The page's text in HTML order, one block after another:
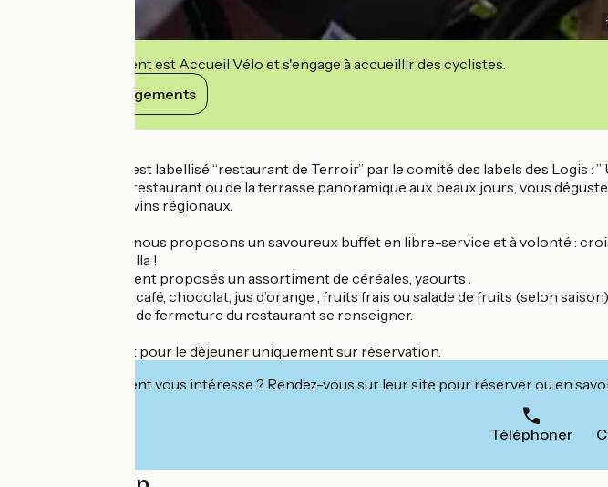
1
Cet établissement est Accueil Vélo et s'engage à accueillir des cyclistes.
Voir ses engagements
Notre restaurant est labellisé “restaurant de Terroir” par le comité des labels des Logis :
Depuis la salle de restaurant ou de la terrasse panoramique aux beaux jours, vous
accompagnée de vins régionaux.
Petits déjeuners : nous proposons un savoureux buffet en libre-service et à volonté :
compotes et Nutella !
Vous sont également proposés un assortiment de céréales, yaourts .
Les boissons: thé, café, chocolat, jus d’orange , fruits frais ou salade de fruits (selon
Pour les périodes de fermeture du restaurant se renseigner.
Restaurant ouvert pour le déjeuner uniquement sur réservation.
Cet établissement vous intéresse ? Rendez-vous sur leur site pour réserver ou en
Téléphoner